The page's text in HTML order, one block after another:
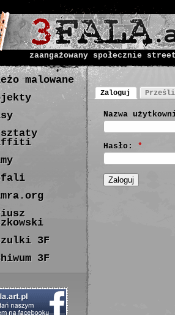
zaangażowany społecznie
Zaloguj
Nazwa
Hasło: *
malowane
3F
3F